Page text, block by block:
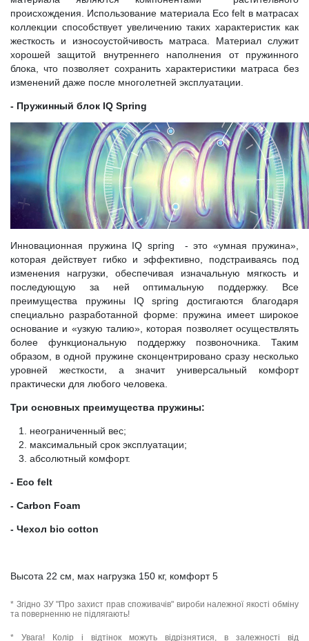
происхождения. Использование материала Eco felt в матрасах
коллекции способствует увеличению таких характеристик как
жесткость и износоустойчивость матраса. Материал служит
хорошей защитой внутреннего наполнения от пружинного
блока, что позволяет сохранить характеристики матраса без
изменений даже после многолетней эксплуатации.
- Пружинный блок IQ Spring
Инновационная пружина IQ spring - это «умная пружина»,
которая действует гибко и эффективно, подстраиваясь под
изменения нагрузки, обеспечивая изначальную мягкость и
последующую за ней оптимальную поддержку. Все
преимущества пружины IQ spring достигаются благодаря
специально разработанной форме: пружина имеет широкое
основание и «узкую талию», которая позволяет осуществлять
более функциональную поддержку позвоночника. Таким
образом, в одной пружине сконцентрировано сразу несколько
уровней жесткости, а значит универсальный комфорт
практически для любого человека.
Три основных преимущества пружины:
неограниченный вес;
максимальный срок эксплуатации;
абсолютный комфорт.
- Eco felt
- Carbon Foam
- Чехол bio cotton
Высота 22 см, мах нагрузка 150 кг, комфорт 5
* Згідно ЗУ "Про захист прав споживачів" вироби належної якості обміну
та поверненню не підлягають!
* Увага! Колір і відтінок можуть відрізнятися, в залежності від